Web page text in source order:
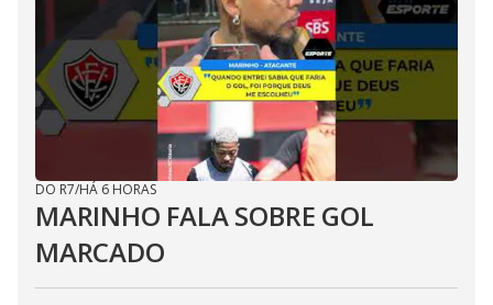
DO R7/HÁ 6 HORAS
MARINHO FALA SOBRE GOL
MARCADO